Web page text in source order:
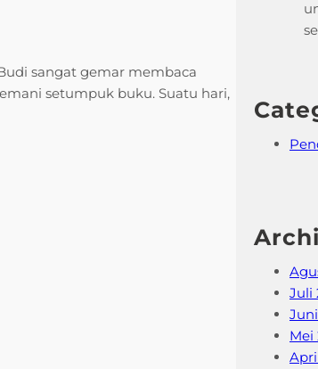
sangat gemar membaca
setumpuk buku. Suatu hari,
Juli
Mei